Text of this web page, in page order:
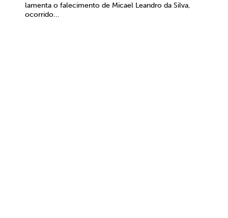
lamenta o falecimento de Micael Leandro da Silva,
ocorrido...